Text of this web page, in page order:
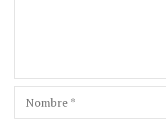
Nombre